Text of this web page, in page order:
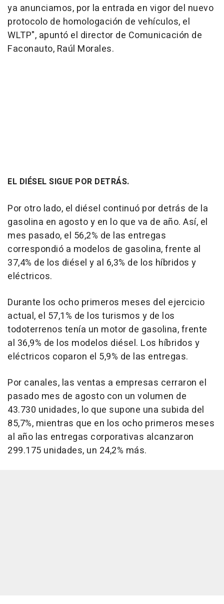
ya anunciamos, por la entrada en vigor del nuevo
protocolo de homologación de vehículos, el
WLTP", apuntó el director de Comunicación de
Faconauto, Raúl Morales.
EL DIÉSEL SIGUE POR DETRÁS.
Por otro lado, el diésel continuó por detrás de la
gasolina en agosto y en lo que va de año. Así, el
mes pasado, el 56,2% de las entregas
correspondió a modelos de gasolina, frente al
37,4% de los diésel y al 6,3% de los híbridos y
eléctricos.
Durante los ocho primeros meses del ejercicio
actual, el 57,1% de los turismos y de los
todoterrenos tenía un motor de gasolina, frente
al 36,9% de los modelos diésel. Los híbridos y
eléctricos coparon el 5,9% de las entregas.
Por canales, las ventas a empresas cerraron el
pasado mes de agosto con un volumen de
43.730 unidades, lo que supone una subida del
85,7%, mientras que en los ocho primeros meses
al año las entregas corporativas alcanzaron
299.175 unidades, un 24,2% más.